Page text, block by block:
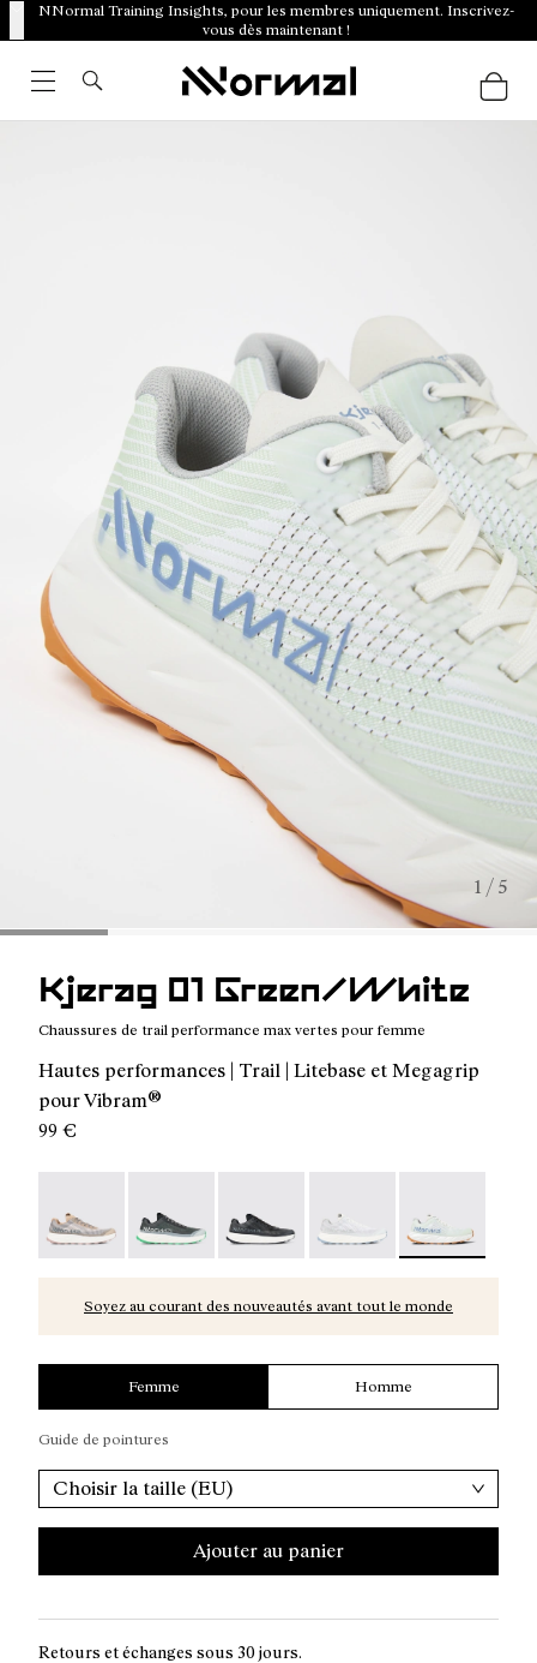
NNormal Training Insights, pour les membres uniquement. Inscrivez-
vous dès maintenant !
1 / 5
Kjerag 01 Green/White
Chaussures de trail performance max vertes pour femme
Hautes performances | Trail | Litebase et Megagrip
pour Vibram®
99 €
Soyez au courant des nouveautés avant tout le monde
Femme Homme
Guide de pointures
Choisir la taille (EU)
Ajouter au panier
Retours et échanges sous 30 jours.